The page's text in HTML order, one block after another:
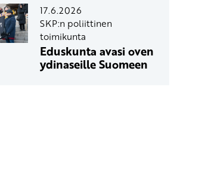
17.6.2026
SKP:n poliittinen
toimikunta
Eduskunta avasi oven
ydinaseille Suomeen